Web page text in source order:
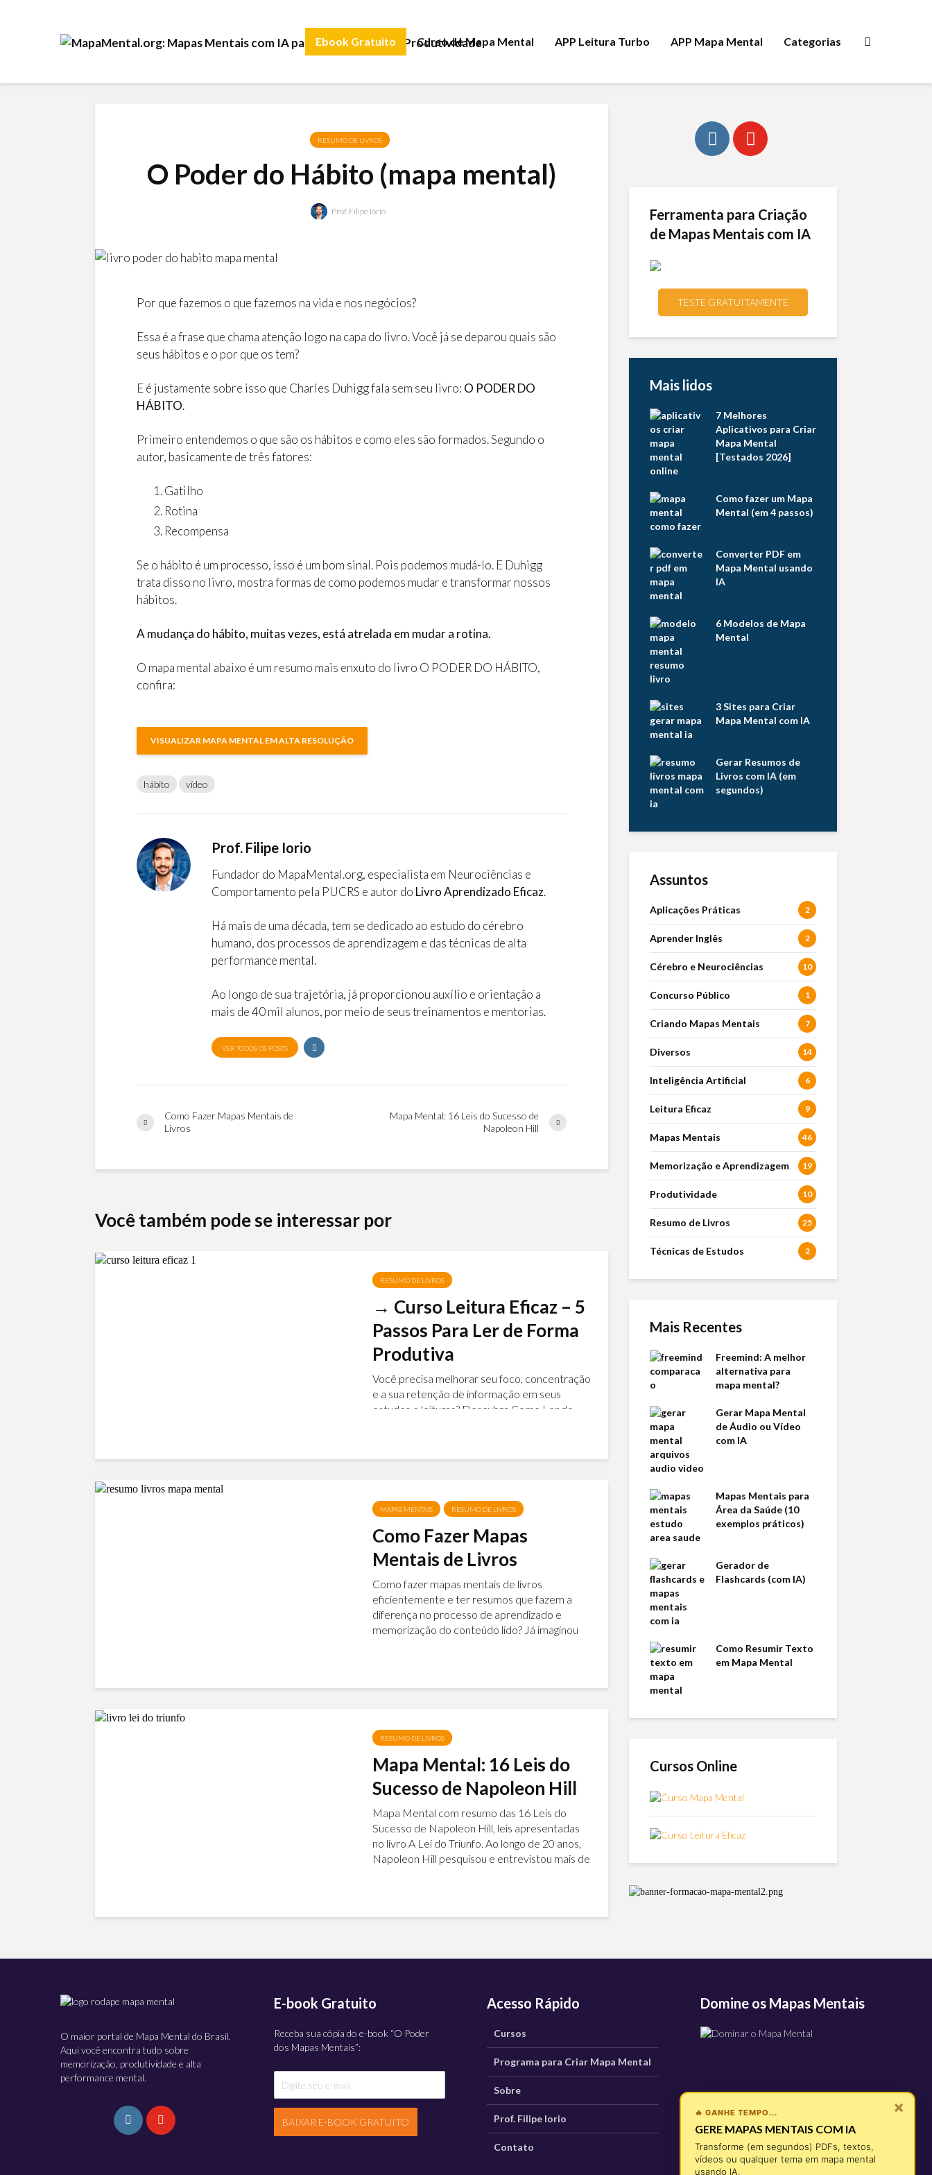
Ebook Gratuito Curso de Mapa Mental APP Leitura Turbo APP Mapa Mental Categorias
RESUMO DE LIVROS
O Poder do Hábito (mapa mental)
Prof. Filipe Iorio
Por que fazemos o que fazemos na vida e nos negócios?
Essa é a frase que chama atenção logo na capa do livro. Você já se deparou quais são
seus hábitos e o por que os tem?
E é justamente sobre isso que Charles Duhigg fala sem seu livro: O PODER DO
HÁBITO.
Primeiro entendemos o que são os hábitos e como eles são formados. Segundo o
autor, basicamente de três fatores:
Gatilho
Rotina
Recompensa
Se o hábito é um processo, isso é um bom sinal. Pois podemos mudá-lo. E Duhigg
trata disso no livro, mostra formas de como podemos mudar e transformar nossos
hábitos.
A mudança do hábito, muitas vezes, está atrelada em mudar a rotina.
O mapa mental abaixo é um resumo mais enxuto do livro O PODER DO HÁBITO,
confira:
VISUALIZAR MAPA MENTAL EM ALTA RESOLUÇÃO
hábito vídeo
Prof. Filipe Iorio
Fundador do MapaMental.org, especialista em Neurociências e
Comportamento pela PUCRS e autor do Livro Aprendizado Eficaz.
Há mais de uma década, tem se dedicado ao estudo do cérebro
humano, dos processos de aprendizagem e das técnicas de alta
performance mental.
Ao longo de sua trajetória, já proporcionou auxílio e orientação a
mais de 40 mil alunos, por meio de seus treinamentos e mentorias.
VER TODOS OS POSTS
Como Fazer Mapas Mentais de
Livros
Mapa Mental: 16 Leis do Sucesso de
Napoleon Hill
Você também pode se interessar por
RESUMO DE LIVROS
→ Curso Leitura Eficaz – 5
Passos Para Ler de Forma
Produtiva
Você precisa melhorar seu foco, concentração
e a sua retenção de informação em seus
estudos e leituras? Descubra Como Ler de
MAPAS MENTAIS RESUMO DE LIVROS
Como Fazer Mapas
Mentais de Livros
Como fazer mapas mentais de livros
eficientemente e ter resumos que fazem a
diferença no processo de aprendizado e
memorização do conteúdo lido? Já imaginou
RESUMO DE LIVROS
Mapa Mental: 16 Leis do
Sucesso de Napoleon Hill
Mapa Mental com resumo das 16 Leis do
Sucesso de Napoleon Hill, leis apresentadas
no livro A Lei do Triunfo. Ao longo de 20 anos,
Napoleon Hill pesquisou e entrevistou mais de
Ferramenta para Criação
de Mapas Mentais com IA
TESTE GRATUITAMENTE
Mais lidos
7 Melhores
Aplicativos para Criar
Mapa Mental
[Testados 2026]
Como fazer um Mapa
Mental (em 4 passos)
Converter PDF em
Mapa Mental usando
IA
6 Modelos de Mapa
Mental
3 Sites para Criar
Mapa Mental com IA
Gerar Resumos de
Livros com IA (em
segundos)
Assuntos
Aplicações Práticas 2
Aprender Inglês 2
Cérebro e Neurociências 10
Concurso Público 1
Criando Mapas Mentais 7
Diversos 14
Inteligência Artificial 6
Leitura Eficaz 9
Mapas Mentais 46
Memorização e Aprendizagem 19
Produtividade 10
Resumo de Livros 25
Técnicas de Estudos 2
Mais Recentes
Freemind: A melhor
alternativa para
mapa mental?
Gerar Mapa Mental
de Áudio ou Vídeo
com IA
Mapas Mentais para
Área da Saúde (10
exemplos práticos)
Gerador de
Flashcards (com IA)
Como Resumir Texto
em Mapa Mental
Cursos Online
O maior portal de Mapa Mental do Brasil.
Aqui você encontra tudo sobre
memorização, produtividade e alta
performance mental.
E-book Gratuito
Receba sua cópia do e-book “O Poder
dos Mapas Mentais”:
BAIXAR E-BOOK GRATUITO
Acesso Rápido
Cursos
Programa para Criar Mapa Mental
Sobre
Prof. Filipe Iorio
Contato
Domine os Mapas Mentais
×
🔥 GANHE TEMPO...
GERE MAPAS MENTAIS COM IA
Transforme (em segundos) PDFs, textos,
vídeos ou qualquer tema em mapa mental
usando IA.